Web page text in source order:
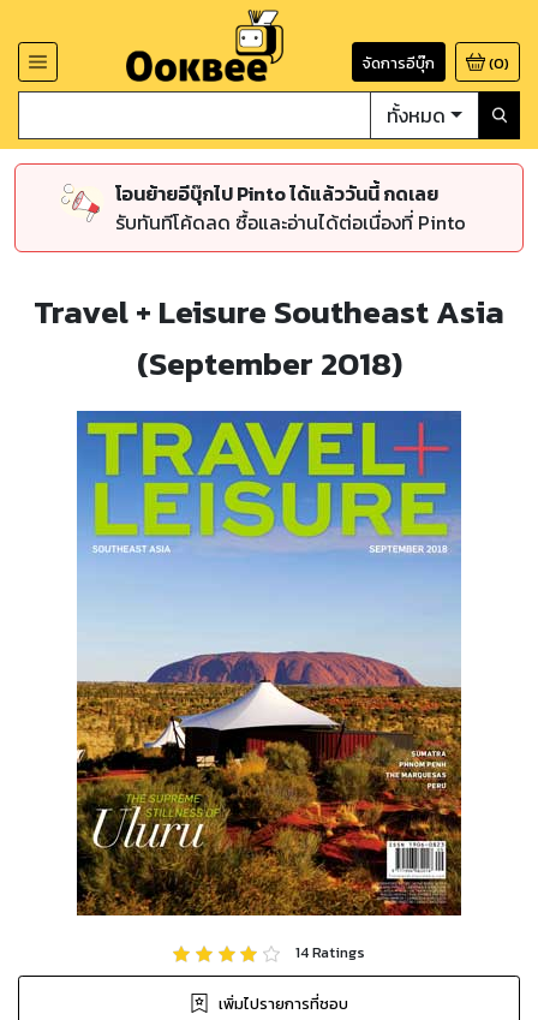
จัดการอีบุ๊ก (0)
ทั้งหมด
โอนย้ายอีบุ๊กไป Pinto ได้แล้ววันนี้ กดเลย
รับทันทีโค้ดลด ซื้อและอ่านได้ต่อเนื่องที่ Pinto
Travel + Leisure Southeast Asia
(September 2018)
14Ratings
เพิ่มไปรายการที่ชอบ